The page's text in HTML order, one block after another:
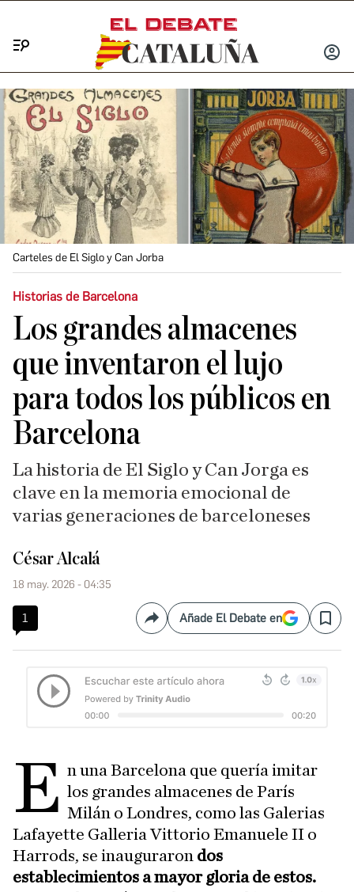
INICIAR
Carteles de El Siglo y Can Jorba
Historias de Barcelona
Los grandes almacenes
que inventaron el lujo
para todos los públicos en
Barcelona
La historia de El Siglo y Can Jorga es
clave en la memoria emocional de
varias generaciones de barceloneses
César Alcalá
18 may. 2026 - 04:35
1 CompartirAñade El Debate en Save
E n una Barcelona que quería imitar
los grandes almacenes de París
Milán o Londres, como las Galerias
Lafayette Galleria Vittorio Emanuele II o
Harrods, se inauguraron dos
establecimientos a mayor gloria de estos.